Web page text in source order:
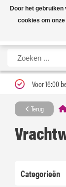
Nieuwe levertijd: 1
Voor 16:00
Terug
Categorieën
Door het
cookies om